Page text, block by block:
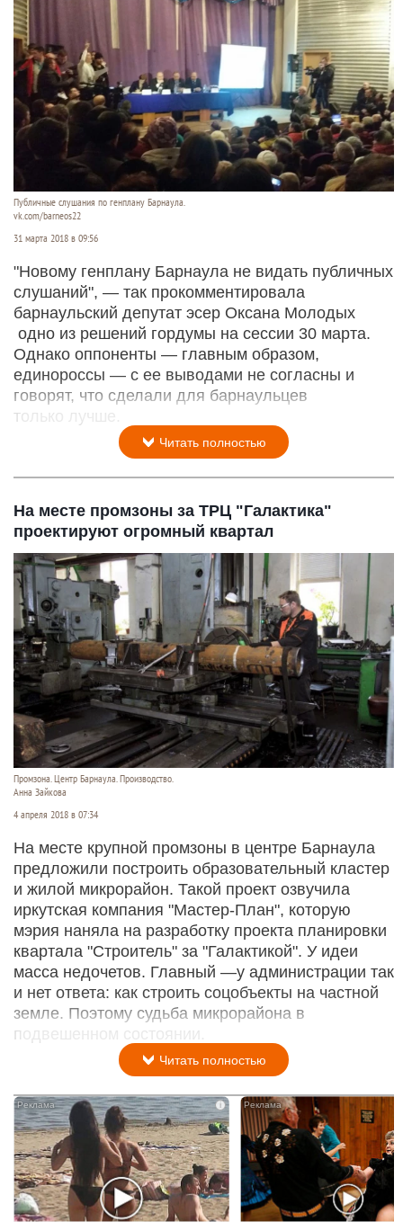
Публичные слушания по генплану Барнаула.
vk.com/barneos22
31 марта 2018 в 09:56
"Новому генплану Барнаула не видать публичных
слушаний", — так прокомментировала
барнаульский депутат эсер Оксана Молодых
одно из решений гордумы на сессии 30 марта.
Однако оппоненты — главным образом,
единороссы — с ее выводами не согласны и
говорят, что сделали для барнаульцев
только лучше.
Читать полностью
На месте промзоны за ТРЦ "Галактика"
проектируют огромный квартал
Промзона. Центр Барнаула. Производство.
Анна Зайкова
4 апреля 2018 в 07:34
На месте крупной промзоны в центре Барнаула
предложили построить образовательный кластер
и жилой микрорайон. Такой проект озвучила
иркутская компания "Мастер-План", которую
мэрия наняла на разработку проекта планировки
квартала "Строитель" за "Галактикой". У идеи
масса недочетов. Главный —у администрации так
и нет ответа: как строить соцобъекты на частной
земле. Поэтому судьба микрорайона в
подвешенном состоянии.
Читать полностью
i